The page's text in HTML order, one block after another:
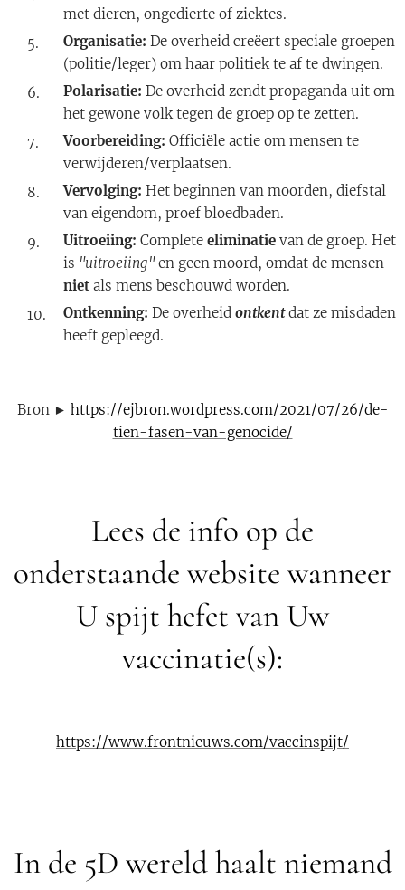
met dieren, ongedierte of ziektes.
Organisatie: De overheid creëert speciale groepen
(politie/leger) om haar politiek te af te dwingen.
Polarisatie: De overheid zendt propaganda uit om
het gewone volk tegen de groep op te zetten.
Voorbereiding: Officiële actie om mensen te
verwijderen/verplaatsen.
Vervolging: Het beginnen van moorden, diefstal
van eigendom, proef bloedbaden.
Uitroeiing: Complete eliminatie van de groep. Het
is "uitroeiing"en geen moord, omdat de mensen
niet als mens beschouwd worden.
Ontkenning: De overheid ontkentdat ze misdaden
heeft gepleegd.
Bron ► https://ejbron.wordpress.com/2021/07/26/de-
tien-fasen-van-genocide/
Lees de info op de
onderstaande website wanneer
U spijt hefet van Uw
vaccinatie(s):
https://www.frontnieuws.com/vaccinspijt/
In de 5D wereld haalt niemand